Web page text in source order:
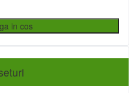
in cos